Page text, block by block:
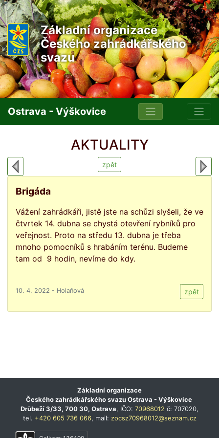
Základní organizace
Českého zahrádkářského
svazu
Ostrava - Výškovice
AKTUALITY
zpět
Brigáda
Vážení zahrádkáři, jistě jste na schůzi slyšeli, že ve
čtvrtek 14. dubna se chystá otevření rybníků pro
veřejnost. Proto na středu 13. dubna je třeba
mnoho pomocníků s hrabáním terénu. Budeme
tam od 9 hodin, nevíme do kdy.
10. 4. 2022 - Holaňová zpět
Základní organizace
Českého zahrádkářského svazu Ostrava - Výškovice
Drůbeží 3/33, 700 30, Ostrava, IČO: 70968012 č: 707020,
tel. +420 605 736 066, mail: zocsz70968012@seznam.cz